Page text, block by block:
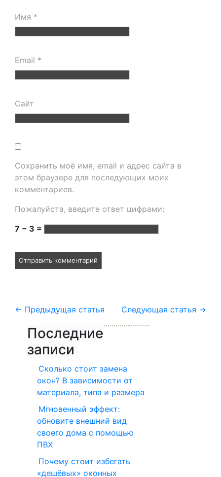
Имя *
Email *
Сайт
Сохранить моё имя, email и адрес сайта в
этом браузере для последующих моих
комментариев.
Пожалуйста, введите ответ цифрами:
7 − 3 =
← Предыдущая статья Следующая статья →
Последние
записи
Сколько стоит замена
окон? В зависимости от
материала, типа и размера
Мгновенный эффект:
обновите внешний вид
своего дома с помощью
ПВХ
Почему стоит избегать
«дешёвых» оконных